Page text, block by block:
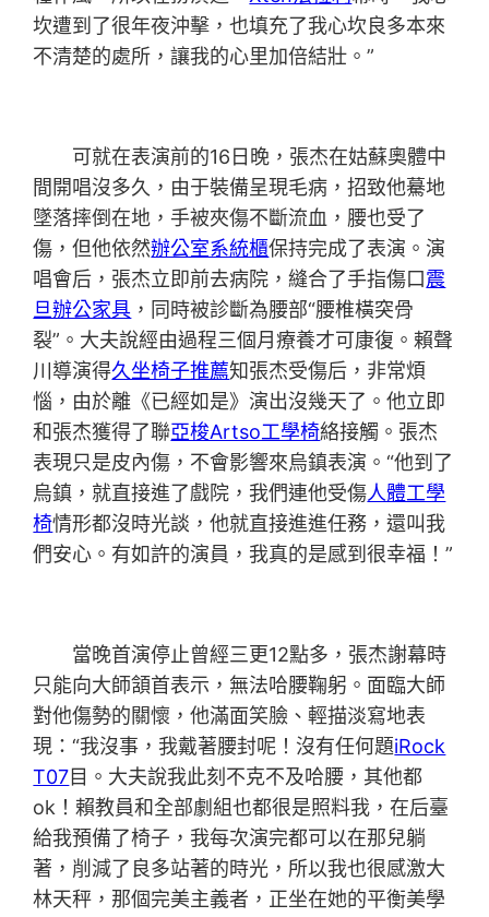
坎遭到了很年夜沖擊，也填充了我心坎良多本來
不清楚的處所，讓我的心里加倍結壯。”
可就在表演前的16日晚，張杰在姑蘇奧體中
間開唱沒多久，由于裝備呈現毛病，招致他驀地
墜落摔倒在地，手被夾傷不斷流血，腰也受了
傷，但他依然辦公室系統櫃保持完成了表演。演
唱會后，張杰立即前去病院，縫合了手指傷口震
旦辦公家具 ，同時被診斷為腰部“腰椎橫突骨
裂”。大夫說經由過程三個月療養才可康復。賴聲
川導演得久坐椅子推薦知張杰受傷后，非常煩
惱，由於離《已經如是》演出沒幾天了。他立即
和張杰獲得了聯亞梭Artso工學椅絡接觸。張杰
表現只是皮內傷，不會影響來烏鎮表演。“他到了
烏鎮，就直接進了戲院，我們連他受傷人體工學
椅情形都沒時光談，他就直接進進任務，還叫我
們安心。有如許的演員，我真的是感到很幸福！”
當晚首演停止曾經三更12點多，張杰謝幕時
只能向大師頷首表示，無法哈腰鞠躬。面臨大師
對他傷勢的關懷，他滿面笑臉、輕描淡寫地表
現：“我沒事，我戴著腰封呢！沒有任何題iRock
T07目。大夫說我此刻不克不及哈腰，其他都
ok！賴教員和全部劇組也都很是照料我，在后臺
給我預備了椅子，我每次演完都可以在那兒躺
著，削減了良多站著的時光，所以我也很感激大
林天秤，那個完美主義者，正坐在她的平衡美學